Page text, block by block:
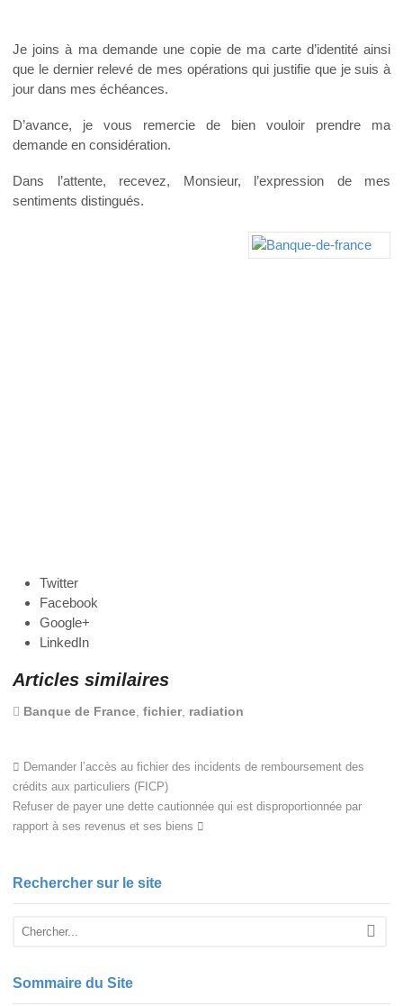
Je joins à ma demande une copie de ma carte d’identité ainsi
que le dernier relevé de mes opérations qui justifie que je suis à
jour dans mes échéances.
D’avance, je vous remercie de bien vouloir prendre ma
demande en considération.
Dans l’attente, recevez, Monsieur, l’expression de mes
sentiments distingués.
Twitter
Facebook
Google+
LinkedIn
Articles similaires
Banque de France, fichier, radiation
Demander l’accès au fichier des incidents de remboursement des
crédits aux particuliers (FICP)
Refuser de payer une dette cautionnée qui est disproportionnée par
rapport à ses revenus et ses biens
Rechercher sur le site
Sommaire du Site